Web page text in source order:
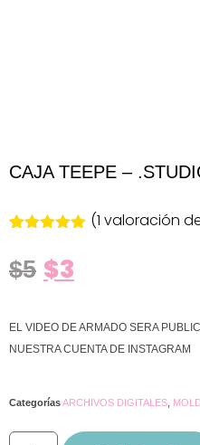
CAJA TEEPE –
con
5.00 de
5 en base
valoración
(1 valoración
$5 $3
EL VIDEO DE ARMADO SERA
NUESTRA CUENTA DE INSTAGRAM
CategoríasARCHIVOS DIGITALES